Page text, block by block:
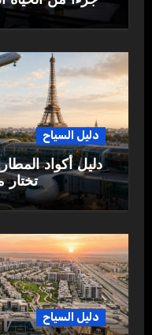
دليل السياح
دليل السياح